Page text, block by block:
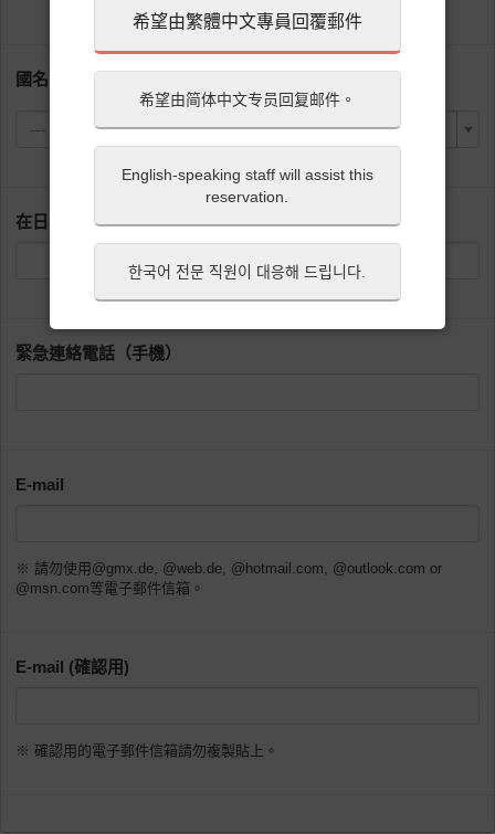
希望由繁體中文專員回覆郵件
希望由简体中文专员回复邮件。
English-speaking staff will assist this
reservation.
한국어 전문 직원이 대응해 드립니다.
國名
---
在日本期間的住宿飯店名或住家地址
緊急連絡電話（手機）
E-mail
※ 請勿使用@gmx.de, @web.de, @hotmail.com, @outlook.com or
@msn.com等電子郵件信箱。
E-mail (確認用)
※ 確認用的電子郵件信箱請勿複製貼上。